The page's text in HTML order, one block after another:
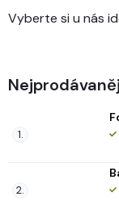
Vyberte si u nás